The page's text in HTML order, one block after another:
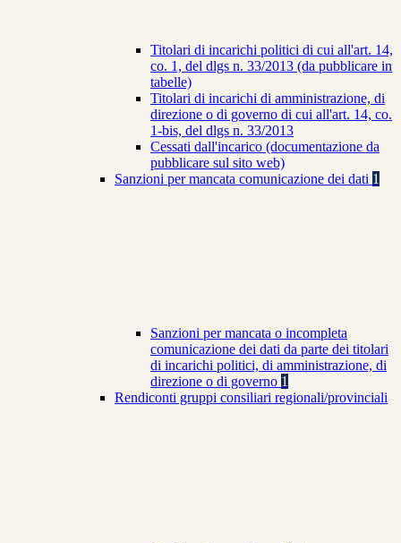
Titolari di incarichi politici di cui all'art. 14,
co. 1, del dlgs n. 33/2013 (da pubblicare in
tabelle)
Titolari di incarichi di amministrazione, di
direzione o di governo di cui all'art. 14, co.
1-bis, del dlgs n. 33/2013
Cessati dall'incarico (documentazione da
pubblicare sul sito web)
Sanzioni per mancata comunicazione dei dati 1
Sanzioni per mancata o incompleta
comunicazione dei dati da parte dei titolari
di incarichi politici, di amministrazione, di
direzione o di governo 1
Rendiconti gruppi consiliari regionali/provinciali